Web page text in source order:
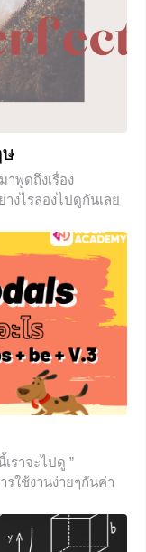
ษ
พูดถึงเรื่อง
างไรลองไปดูกันเลย
ราจะไปดู ”
รใช้งานง่ายๆกันค่า
กันก่อนจร้า
หรือโครงสร้าง